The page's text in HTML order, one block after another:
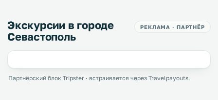
Экскурсии в городе
Севастополь
РЕКЛАМА · ПАРТНЁР
Партнёрский блок Tripster · встраивается через Travelpayouts.